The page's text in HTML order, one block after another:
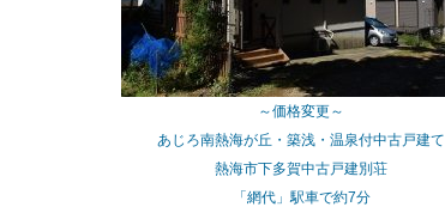
～価格変更～
あじろ南熱海が丘・築浅・温泉付中古戸建て
熱海市下多賀中古戸建別荘
「網代」駅車で約7分